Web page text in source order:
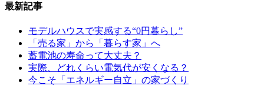
最新記事
モデルハウスで実感する“0円暮らし”
「売る家」から「暮らす家」へ
蓄電池の寿命って大丈夫？
実際、どれくらい電気代が安くなる？
今こそ「エネルギー自立」の家づくり